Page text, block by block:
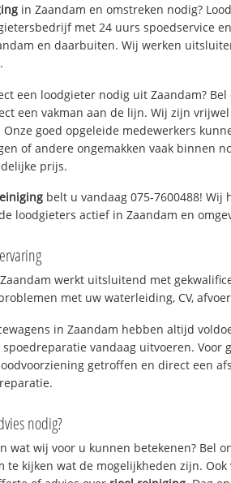
in Zaandam en omstreken nodig?
met 24 uurs spoedservice
en daarbuiten. Wij werken
een loodgieter nodig uit Zaandam? Bel
een vakman aan de lijn. Wij zijn
goed opgeleide medewerkers
of andere ongemakken vaak binnen
prijs.
belt u vandaag 075-7600488! Wij
loodgieters actief in Zaandam en
werkt uitsluitend met
met uw waterleiding, CV,
in Zaandam hebben altijd
vandaag uitvoeren. Voor
getroffen en direct een
nodig?
wat wij voor u kunnen betekenen? Bel
te kijken wat de mogelijkheden zijn. Ook